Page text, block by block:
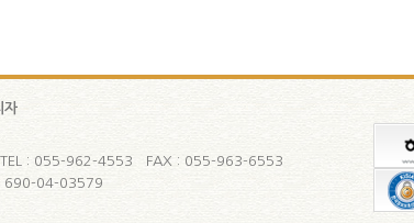
자
TEL : 055-962-4553 FAX : 055-963-6553
: 690-04-03579